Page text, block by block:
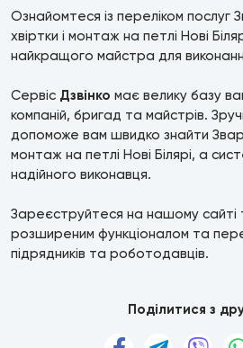
Ознайомтеся із переліком послуг
хвіртки і монтаж на петлі Нові
найкращого майстра для
Сервіс Дзвінко має велику базу
компаній, бригад та майстрів.
допоможе вам швидко знайти
монтаж на петлі Нові Білярі, а
надійного виконавця.
Зареєструйтеся на нашому сайті
розширеним функціоналом та
підрядників та роботодавців.
Поділитися з